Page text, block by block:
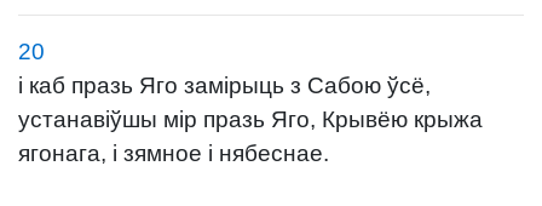
20
і каб празь Яго замірыць з Сабою ўсё,
устанавіўшы мір празь Яго, Крывёю крыжа
ягонага, і зямное і нябеснае.